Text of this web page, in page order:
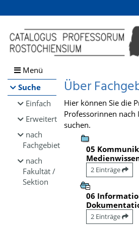
Browsen
direkt zum Inhalt
Menü
Suche
Einfach
Erweitert
nach
Fachgebiet
nach
Fakultät /
Sektion
Über
Hier können Sie die
Professorinnen nach
suchen.
05
2 Einträge
06
2 Einträge